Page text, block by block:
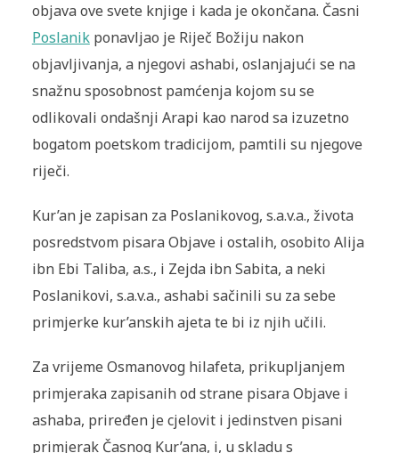
objava ove svete knjige i kada je okončana. Časni
Poslanikponavljao je Riječ Božiju nakon
objavljivanja, a njegovi ashabi, oslanjajući se na
snažnu sposobnost pamćenja kojom su se
odlikovali ondašnji Arapi kao narod sa izuzetno
bogatom poetskom tradicijom, pamtili su njegove
riječi.
Kur’an je zapisan za Poslanikovog, s.a.v.a., života
posredstvom pisara Objave i ostalih, osobito Alija
ibn Ebi Taliba, a.s., i Zejda ibn Sabita, a neki
Poslanikovi, s.a.v.a., ashabi sačinili su za sebe
primjerke kur’anskih ajeta te bi iz njih učili.
Za vrijeme Osmanovog hilafeta, prikupljanjem
primjeraka zapisanih od strane pisara Objave i
ashaba, priređen je cjelovit i jedinstven pisani
primjerak Časnog Kur’ana, i, u skladu s